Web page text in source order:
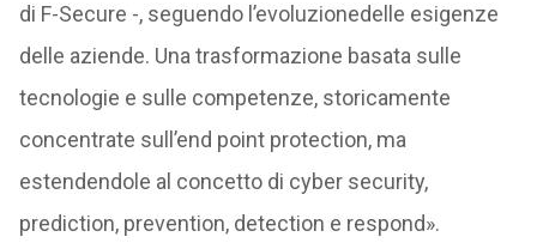
di F-Secure -, seguendo l’evoluzionedelle esigenze
delle aziende. Una trasformazione basata sulle
tecnologie e sulle competenze, storicamente
concentrate sull’end point protection, ma
estendendole al concetto di cyber security,
prediction, prevention, detection e respond».